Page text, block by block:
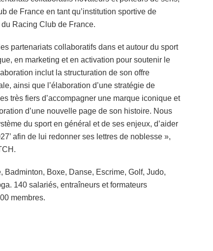
de France en tant qu’institution sportive de
Racing Club de France.
partenariats collaboratifs dans et autour du sport
en marketing et en activation pour soutenir le
inclut la structuration de son offre
ainsi que l’élaboration d’une stratégie de
très fiers d’accompagner une marque iconique et
d’une nouvelle page de son histoire. Nous
du sport en général et de ses enjeux, d’aider
afin de lui redonner ses lettres de noblesse »,
Boxe, Danse, Escrime, Golf, Judo,
140 salariés, entraîneurs et formateurs
membres.